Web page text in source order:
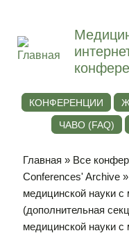
КОНФЕРЕНЦИИ
ЧАВО (FAQ)
Главная » Все
Conferences' Archive »
медицинской науки
(дополнительная
медицинской науки